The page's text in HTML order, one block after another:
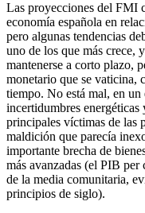
Las proyecciones del FMI
economía española en
pero algunas tendencias
uno de los que más crece,
mantenerse a corto plazo,
monetario que se vaticina,
tiempo. No está mal, en
incertidumbres
principales víctimas de las
maldición que parecía
importante brecha de
más avanzadas (el PIB
de la media comunitaria,
principios de siglo).